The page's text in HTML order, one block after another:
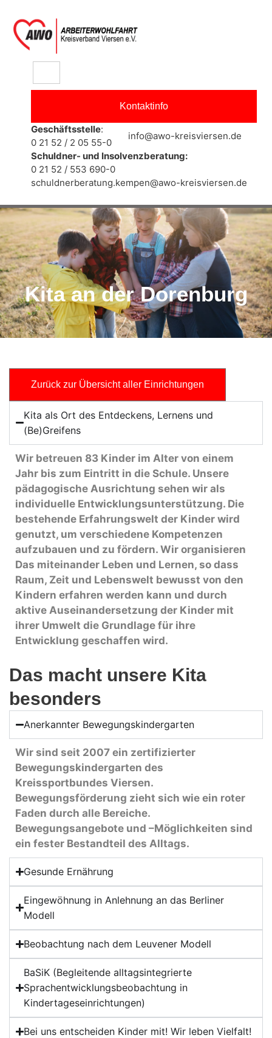
Kontaktinfo
Geschäftsstelle:
0 21 52 / 2 05 55-0
info@awo-kreisviersen.de
Schuldner- und Insolvenzberatung:
0 21 52 / 553 690-0
schuldnerberatung.kempen@awo-kreisviersen.de
Kita An Der Dorenburg
Kita an der Dorenburg
Zurück zur Übersicht aller Einrichtungen
Kita als Ort des Entdeckens, Lernens und
(Be)Greifens
Wir betreuen 83 Kinder im Alter von einem
Jahr bis zum Eintritt in die Schule. Unsere
pädagogische Ausrichtung sehen wir als
individuelle Entwicklungsunterstützung. Die
bestehende Erfahrungswelt der Kinder wird
genutzt, um verschiedene Kompetenzen
aufzubauen und zu fördern. Wir organisieren
Das miteinander Leben und Lernen, so dass
Raum, Zeit und Lebenswelt bewusst von den
Kindern erfahren werden kann und durch
aktive Auseinandersetzung der Kinder mit
ihrer Umwelt die Grundlage für ihre
Entwicklung geschaffen wird.
Das macht unsere Kita
besonders
Anerkannter Bewegungskindergarten
Wir sind seit 2007 ein zertifizierter
Bewegungskindergarten des
Kreissportbundes Viersen.
Bewegungsförderung zieht sich wie ein roter
Faden durch alle Bereiche.
Bewegungsangebote und –Möglichkeiten sind
ein fester Bestandteil des Alltags.
Gesunde Ernährung
Eingewöhnung in Anlehnung an das Berliner
Modell
Beobachtung nach dem Leuvener Modell
BaSiK (Begleitende alltagsintegrierte
Sprachentwicklungsbeobachtung in
Kindertageseinrichtungen)
Bei uns entscheiden Kinder mit! Wir leben Vielfalt!